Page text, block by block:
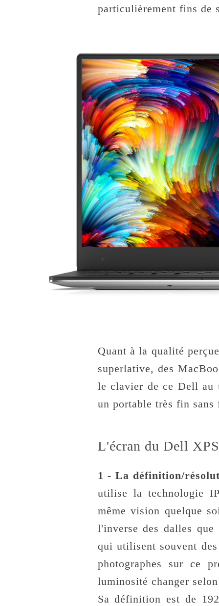
particulièrement fins de
Quant à la qualité
superlative, des
le clavier de ce Dell au
un portable très fin sans
L'écran du Dell
1 - La définition/
utilise la technologie
même vision quelque
l'inverse des dalles
qui utilisent souvent
photographes sur ce
luminosité changer
Sa définition est de